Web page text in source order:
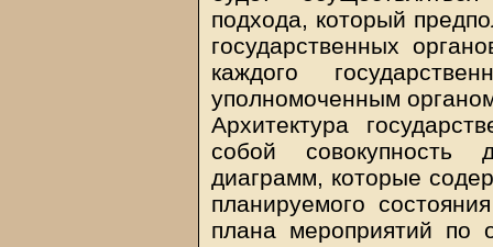
подхода, который
государственных
каждого
уполномоченным
Архитектура
собой совокупность
диаграмм, которые
планируемого
плана мероприятий по